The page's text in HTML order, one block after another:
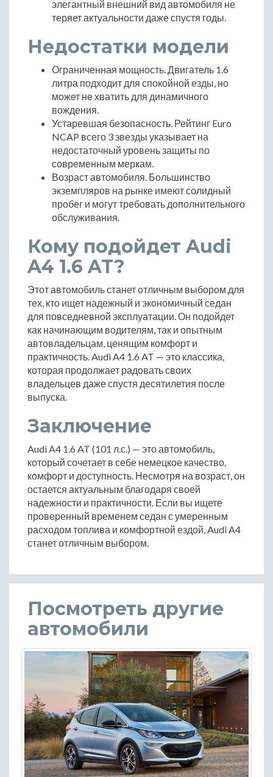
элегантный внешний вид автомобиля не
теряет актуальности даже спустя годы.
Недостатки модели
Ограниченная мощность. Двигатель 1.6
литра подходит для спокойной езды, но
может не хватить для динамичного
вождения.
Устаревшая безопасность. Рейтинг Euro
NCAP всего 3 звезды указывает на
недостаточный уровень защиты по
современным меркам.
Возраст автомобиля. Большинство
экземпляров на рынке имеют солидный
пробег и могут требовать дополнительного
обслуживания.
Кому подойдет Audi
A4 1.6 AT?
Этот автомобиль станет отличным выбором для
тех, кто ищет надежный и экономичный седан
для повседневной эксплуатации. Он подойдет
как начинающим водителям, так и опытным
автовладельцам, ценящим комфорт и
практичность. Audi A4 1.6 AT — это классика,
которая продолжает радовать своих
владельцев даже спустя десятилетия после
выпуска.
Заключение
Audi A4 1.6 AT (101 л.с.) — это автомобиль,
который сочетает в себе немецкое качество,
комфорт и доступность. Несмотря на возраст, он
остается актуальным благодаря своей
надежности и практичности. Если вы ищете
проверенный временем седан с умеренным
расходом топлива и комфортной ездой, Audi A4
станет отличным выбором.
Посмотреть другие
автомобили